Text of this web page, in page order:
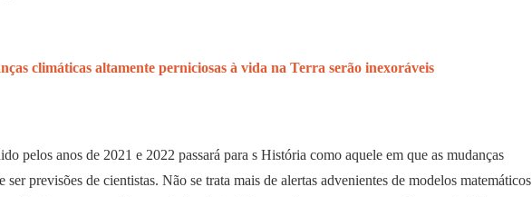
climáticas altamente perniciosas à vida na Terra serão inexoráveis
pelos anos de 2021 e 2022 passará para s História como aquele em que as mudanças
ser previsões de cientistas. Não se trata mais de alertas advenientes de modelos matemáticos